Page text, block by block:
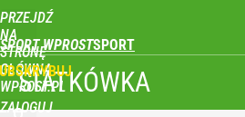
PRZEJDŹ
NA
STRONĘ
GŁÓWNĄ
WPROST.PL
SPORT WPROST
ZALOGUJ
SIATKÓWKA